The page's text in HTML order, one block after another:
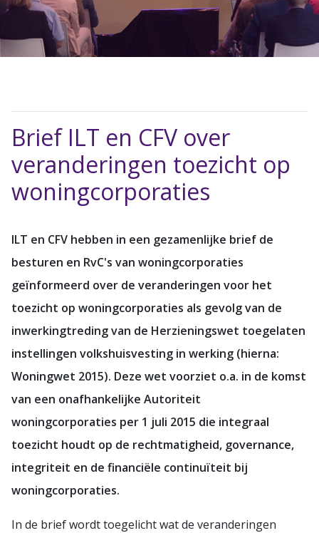
Brief ILT en CFV over
veranderingen toezicht op
woningcorporaties
ILT en CFV hebben in een gezamenlijke brief de
besturen en RvC's van woningcorporaties
geïnformeerd over de veranderingen voor het
toezicht op woningcorporaties als gevolg van de
inwerkingtreding van de Herzieningswet toegelaten
instellingen volkshuisvesting in werking (hierna:
Woningwet 2015). Deze wet voorziet o.a. in de komst
van een onafhankelijke Autoriteit
woningcorporaties per 1 juli 2015 die integraal
toezicht houdt op de rechtmatigheid, governance,
integriteit en de financiële continuïteit bij
woningcorporaties.
In de brief wordt toegelicht wat de veranderingen